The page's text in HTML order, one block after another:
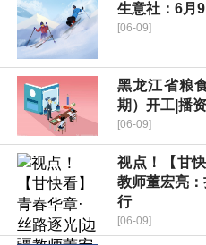
生意社：6月
[06-09]
黑龙江省粮
期）开工|播
[06-09]
视点！【甘
教师董宏亮
行
[06-09]